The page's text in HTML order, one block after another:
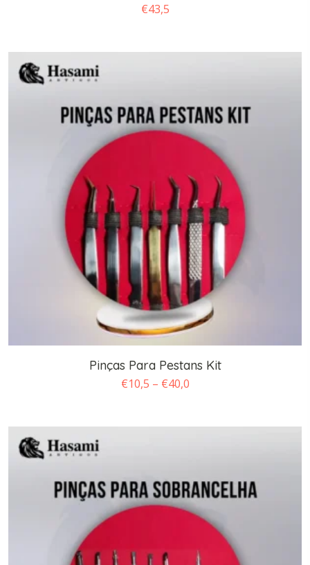
€43,5
Pinças Para Pestans Kit
€10,5 – €40,0Faixa
€40,0